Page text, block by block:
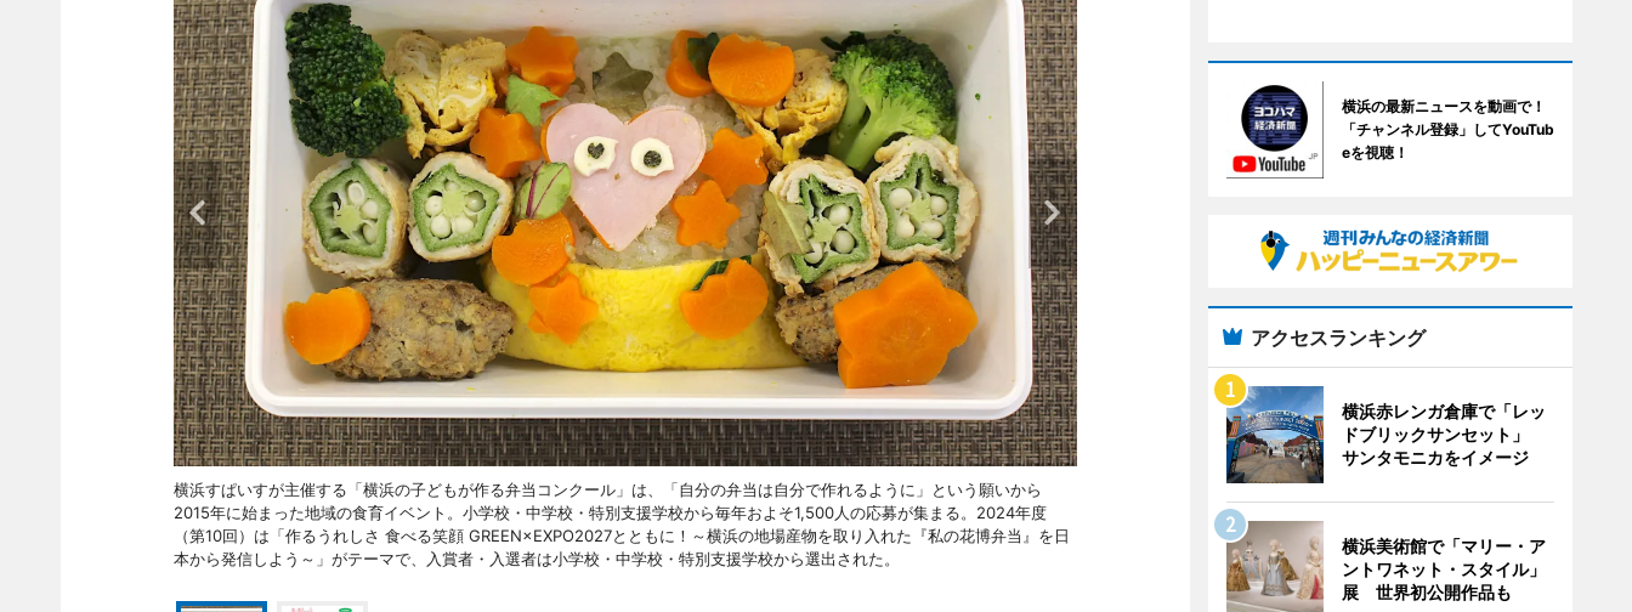
横浜すぱいすが主催する「横浜の子どもが作る弁当コンクール」は、「自分の弁当は自分で作れるように」という願いから
2015年に始まった地域の食育イベント。小学校・中学校・特別支援学校から毎年およそ1,500人の応募が集まる。2024年度
（第10回）は「作るうれしさ 食べる笑顔 GREEN×EXPO2027とともに！～横浜の地場産物を取り入れた『私の花博弁当』を日
本から発信しよう～」がテーマで、入賞者・入選者は小学校・中学校・特別支援学校から選出された。
横浜の最新ニュースを動画で！
「チャンネル登録」してYouTub
eを視聴！
アクセスランキング
横浜赤レンガ倉庫で「レッ
ドブリックサンセット」
サンタモニカをイメージ
横浜美術館で「マリー・ア
ントワネット・スタイル」
展 世界初公開作品も